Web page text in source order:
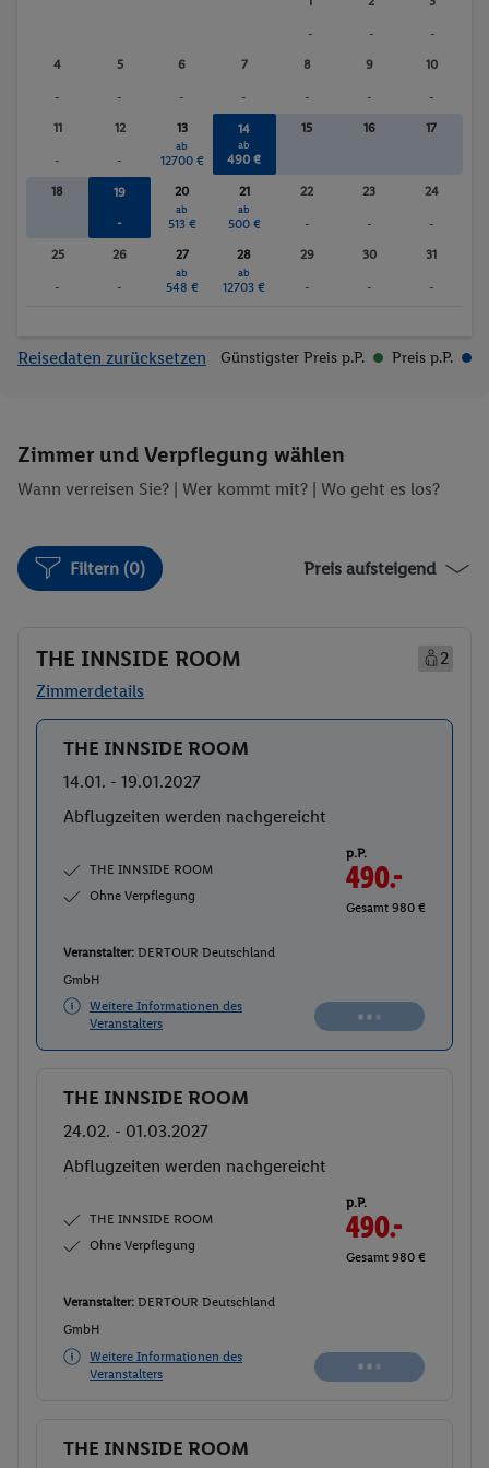
- -
-
4
-
5
-
6
-
7
-
8
-
9
-
10
-
11
-
12
-
13
ab
12700 €
14
ab
490 €
15 16 17
18
19
-
20
ab
513 €
21
ab
500 €
22
-
23
-
24
-
25
-
26
-
27
ab
548 €
28
ab
12703 €
29
-
30
-
31
-
Reisedaten zurücksetzen Günstigster Preis p.P. Preis p.P.
Zimmer und Verpflegung wählen
Wann verreisen Sie? | Wer kommt mit? | Wo geht es los?
Filtern (0) Preis aufsteigend
THE INNSIDE ROOM
2
Zimmerdetails
Buchen
THE INNSIDE ROOM
14.01. - 19.01.2027
Abflugzeiten werden nachgereicht
THE INNSIDE ROOM
Ohne Verpflegung
p.P.
490.-
Gesamt 980 €
Veranstalter: DERTOUR Deutschland
GmbH
Weitere Informationen des
Veranstalters
Buchen
THE INNSIDE ROOM
24.02. - 01.03.2027
Abflugzeiten werden nachgereicht
THE INNSIDE ROOM
Ohne Verpflegung
p.P.
490.-
Gesamt 980 €
Veranstalter: DERTOUR Deutschland
GmbH
Weitere Informationen des
Veranstalters
Buchen
THE INNSIDE ROOM